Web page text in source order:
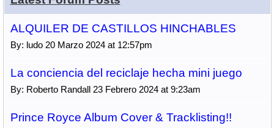
ALQUILER DE CASTILLOS HINCHABLES
By: ludo 20 Marzo 2024 at 12:57pm
La conciencia del reciclaje hecha mini juego
By: Roberto Randall 23 Febrero 2024 at 9:23am
Prince Royce Album Cover & Tracklisting!!